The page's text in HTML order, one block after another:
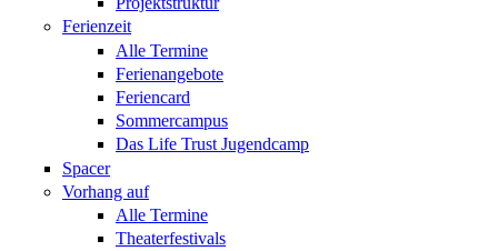
Ferienzeit
Alle Termine
Ferienangebote
Feriencard
Sommercampus
Das Life Trust Jugendcamp
Spacer
Vorhang auf
Alle Termine
Theaterfestivals